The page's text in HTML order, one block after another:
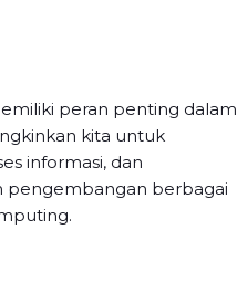
peran penting dalam
kita untuk
informasi, dan
pengembangan berbagai